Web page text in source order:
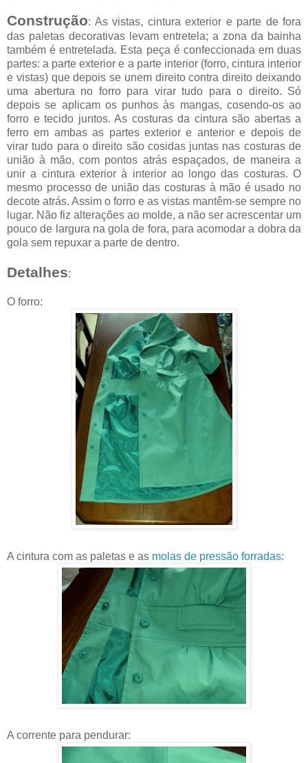
Construção: As vistas, cintura exterior e parte de fora
das paletas decorativas levam entretela; a zona da bainha
também é entretelada. Esta peça é confeccionada em duas
partes: a parte exterior e a parte interior (forro, cintura interior
e vistas) que depois se unem direito contra direito deixando
uma abertura no forro para virar tudo para o direito. Só
depois se aplicam os punhos às mangas, cosendo-os ao
forro e tecido juntos. As costuras da cintura são abertas a
ferro em ambas as partes exterior e anterior e depois de
virar tudo para o direito são cosidas juntas nas costuras de
união à mão, com pontos atrás espaçados, de maneira a
unir a cintura exterior à interior ao longo das costuras. O
mesmo processo de união das costuras à mão é usado no
decote atrás. Assim o forro e as vistas mantêm-se sempre no
lugar. Não fiz alterações ao molde, a não ser acrescentar um
pouco de largura na gola de fora, para acomodar a dobra da
gola sem repuxar a parte de dentro.
Detalhes:
O forro:
A cintura com as paletas e as molas de pressão forradas:
A corrente para pendurar: